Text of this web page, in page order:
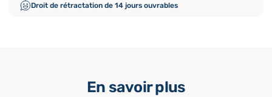
Droit de rétractation de 14 jours ouvrables
En savoir plus